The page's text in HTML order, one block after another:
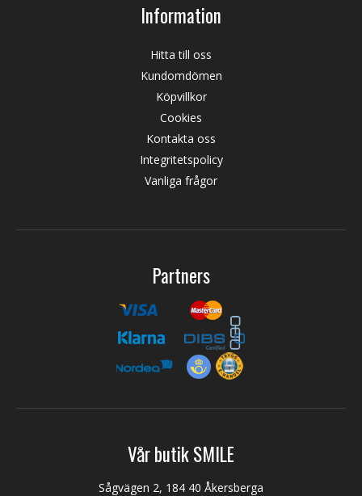
Information
Hitta till oss
Kundomdömen
Köpvillkor
Cookies
Kontakta oss
Integritetspolicy
Vanliga frågor
Partners
Vår butik SMILE
Sågvägen 2, 184 40 Åkersberga